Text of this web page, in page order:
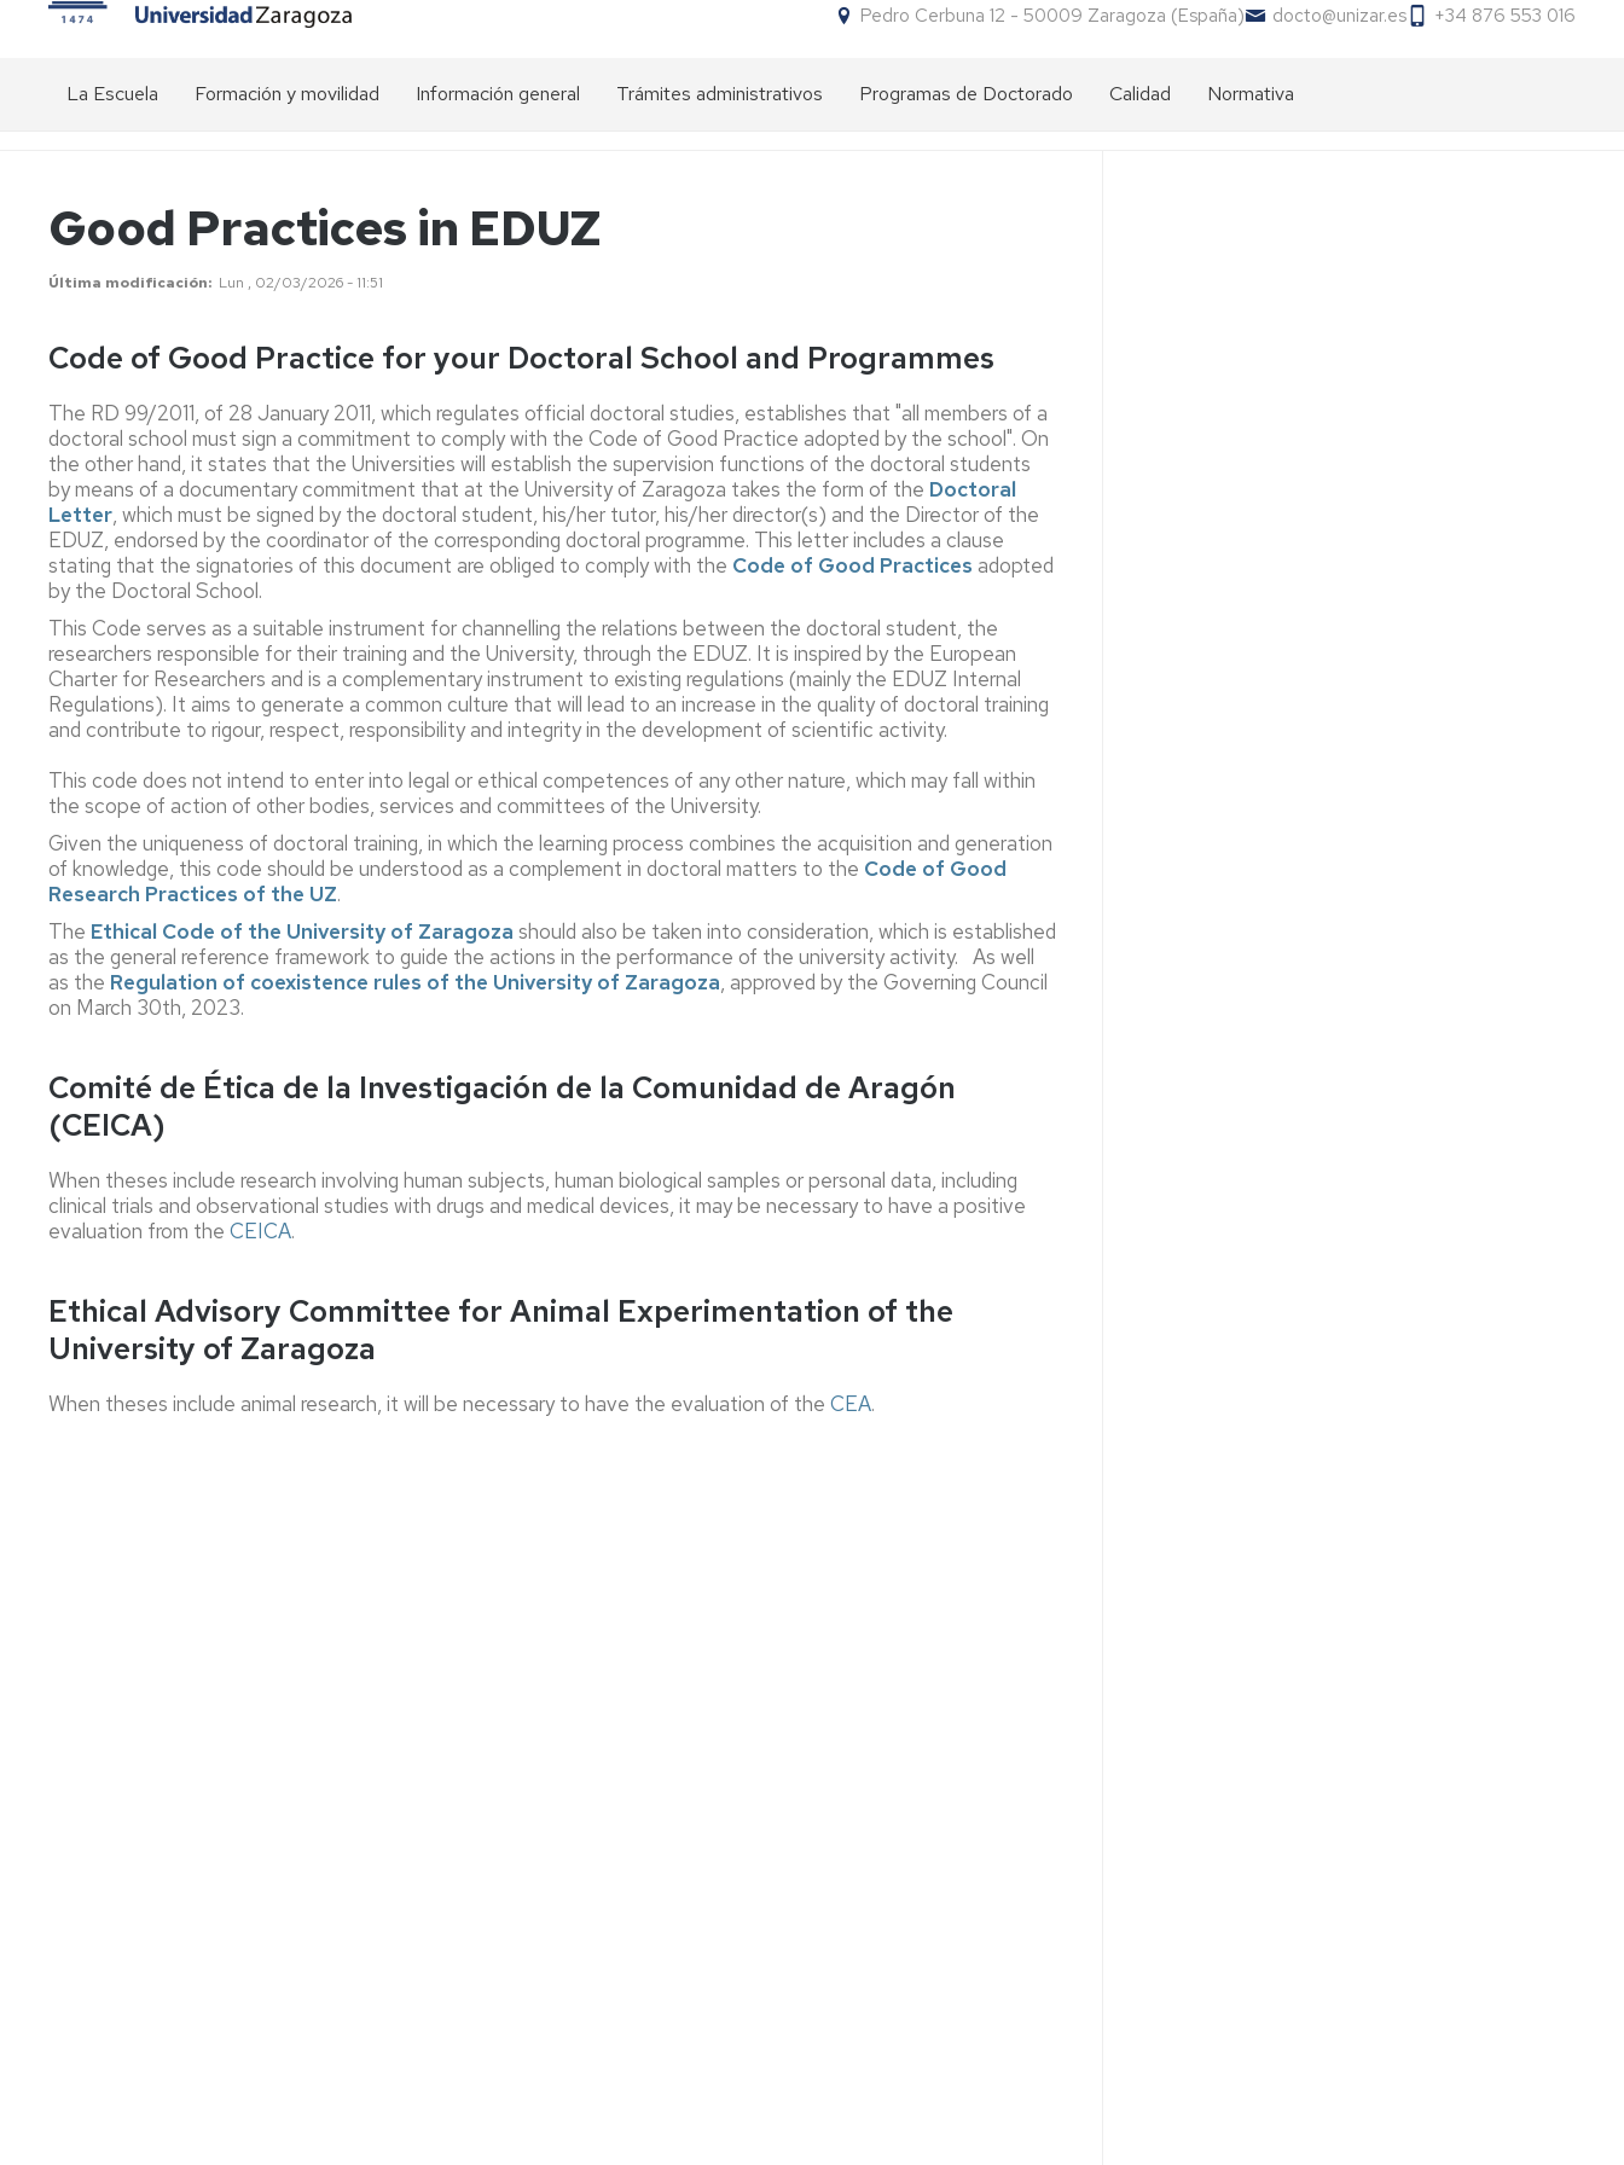
Pedro Cerbuna 12 - 50009 Zaragoza (España) docto@unizar.es +34 876 553 016
La Escuela
de
la
dirección
Comité
de
Dirección
Comisión
Permanente
del
de
Dirección
Comisión
de
de
la
Calidad
Comité
de
Calidad
Representantes
de
y
las
doctorandas
Sección
administrativa
EDUZ
de
Calidad
de
los
Servicios
Conócenos
Comunicación
Relaciones
interinstitucionales
Formación y movilidad
Actividades
específicas
los
Doctorado
Movilidad
-
Estancias
Ayudas
para
estancias
Estudios
Erasmus+
Prácticas
Movilidad
Corta
UNITA
Movilidad
Prácticas
externas
Información general
doctorado
académico
Plataforma
de
Gestión
del
Doctorado
(SIGMA)
los
estudios
Modalidades
dedicación
Prórrogas
y
bajas
Abandono
de
los
estudios
Modalidades
especiales
Tesis
Tesis
por
de
publicaciones
Tesis
en
Mención
doctorado
doctorado
industrial
Evaluación
del
proceso
Ayudas,
becas
Estudios
de
de
estancias
para
iberoamericanos
y
Otras
ayudas
Información
para
Día
del
Premios
a
Tesis
Becas
y
Encuesta
de
Trámites administrativos
Acceso
Requisitos
acceso
Título
extranjero
expedido
por
un
país
EEES
Título
extranjero
expedido
un
país
al
EEES
Admisión
Preadmisión
Admisión
Matrícula
Matrícula
Descuentos
en
matrícula
Seguro
Legalización
y
traducción
de
Carta
del
Doctorado
Asignación
y
modificación
tutor/a-
director/a
de
la
investigadora
autorización
y
defensa
Certificados,
Título
de
Doctor/a
de
expediente
de
equivalencia
Programas de Doctorado
Oferta
Programas
de
Doctorado
Comisión
Académica
Evaluación
de
la
Calidad
Directores/as
y
Derechos
y
Formación
experiencia
investigadora
investigadora
la
experiencia
investigadora
y
modificación
tutor/a-
Reconocimiento
POD
Ayudas
anuales
doctorado
Calidad Normativa
Good Practices in EDUZ
Última modificación Lun , 02/03/2026 - 11:51
Code of Good Practice for your Doctoral School and Programmes
The RD 99/2011, of 28 January 2011, which regulates official doctoral studies, establishes that "all members of a
doctoral school must sign a commitment to comply with the Code of Good Practice adopted by the school". On
the other hand, it states that the Universities will establish the supervision functions of the doctoral students
by means of a documentary commitment that at the University of Zaragoza takes the form of the Doctoral
Letter, which must be signed by the doctoral student, his/her tutor, his/her director(s) and the Director of the
EDUZ, endorsed by the coordinator of the corresponding doctoral programme. This letter includes a clause
stating that the signatories of this document are obliged to comply with the Code of Good Practices adopted
by the Doctoral School.
This Code serves as a suitable instrument for channelling the relations between the doctoral student, the
researchers responsible for their training and the University, through the EDUZ. It is inspired by the European
Charter for Researchers and is a complementary instrument to existing regulations (mainly the EDUZ Internal
Regulations). It aims to generate a common culture that will lead to an increase in the quality of doctoral training
and contribute to rigour, respect, responsibility and integrity in the development of scientific activity.
This code does not intend to enter into legal or ethical competences of any other nature, which may fall within
the scope of action of other bodies, services and committees of the University.
Given the uniqueness of doctoral training, in which the learning process combines the acquisition and generation
of knowledge, this code should be understood as a complement in doctoral matters to the Code of Good
Research Practices of the UZ.
The Ethical Code of the University of Zaragoza should also be taken into consideration, which is established
as the general reference framework to guide the actions in the performance of the university activity. As well
as the Regulation of coexistence rules of the University of Zaragoza, approved by the Governing Council
on March 30th, 2023.
Comité de Ética de la Investigación de la Comunidad de Aragón
(CEICA)
When theses include research involving human subjects, human biological samples or personal data, including
clinical trials and observational studies with drugs and medical devices, it may be necessary to have a positive
evaluation from the CEICA.
Ethical Advisory Committee for Animal Experimentation of the
University of Zaragoza
When theses include animal research, it will be necessary to have the evaluation of the CEA.